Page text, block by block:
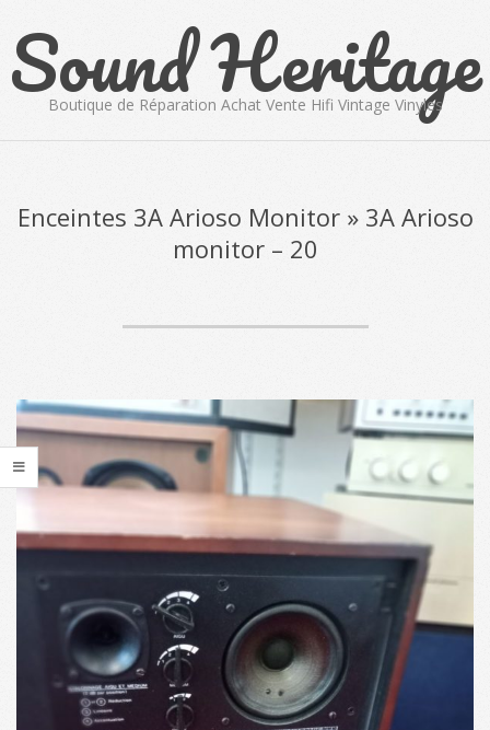
content
Sound Heritage
Boutique de Réparation Achat Vente Hifi Vintage Vinyles
MenuEnceintes 3A Arioso Monitor » 3A Arioso
monitor – 20